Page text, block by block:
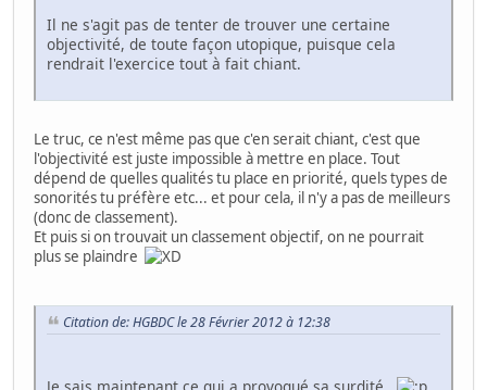
Il ne s'agit pas de tenter de trouver une certaine
objectivité, de toute façon utopique, puisque cela
rendrait l'exercice tout à fait chiant.
Le truc, ce n'est même pas que c'en serait chiant, c'est que
l'objectivité est juste impossible à mettre en place. Tout
dépend de quelles qualités tu place en priorité, quels types de
sonorités tu préfère etc... et pour cela, il n'y a pas de meilleurs
(donc de classement).
Et puis si on trouvait un classement objectif, on ne pourrait
plus se plaindre
Citation de: HGBDC le 28 Février 2012 à 12:38
Je sais maintenant ce qui a provoqué sa surdité.